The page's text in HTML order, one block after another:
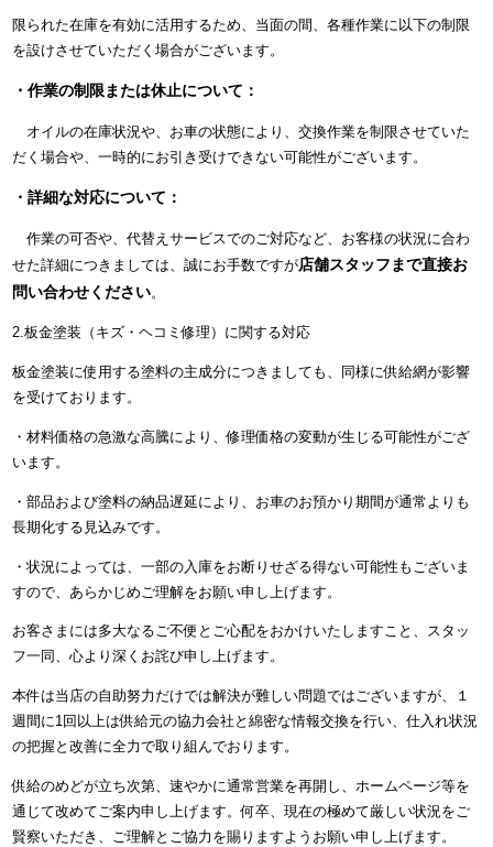
限られた在庫を有効に活用するため、当面の間、各種作業に以下の制限
を設けさせていただく場合がございます。
・作業の制限または休止について：
オイルの在庫状況や、お車の状態により、交換作業を制限させていた
だく場合や、一時的にお引き受けできない可能性がございます。
・詳細な対応について：
作業の可否や、代替えサービスでのご対応など、お客様の状況に合わ
せた詳細につきましては、誠にお手数ですが店舗スタッフまで直接お
問い合わせください。
2.板金塗装（キズ・ヘコミ修理）に関する対応
板金塗装に使用する塗料の主成分につきましても、同様に供給網が影響
を受けております。
・材料価格の急激な高騰により、修理価格の変動が生じる可能性がござ
います。
・部品および塗料の納品遅延により、お車のお預かり期間が通常よりも
長期化する見込みです。
・状況によっては、一部の入庫をお断りせざる得ない可能性もございま
すので、あらかじめご理解をお願い申し上げます。
お客さまには多大なるご不便とご心配をおかけいたしますこと、スタッ
フ一同、心より深くお詫び申し上げます。
本件は当店の自助努力だけでは解決が難しい問題ではございますが、１
週間に1回以上は供給元の協力会社と綿密な情報交換を行い、仕入れ状況
の把握と改善に全力で取り組んでおります。
供給のめどが立ち次第、速やかに通常営業を再開し、ホームページ等を
通じて改めてご案内申し上げます。何卒、現在の極めて厳しい状況をご
賢察いただき、ご理解とご協力を賜りますようお願い申し上げます。